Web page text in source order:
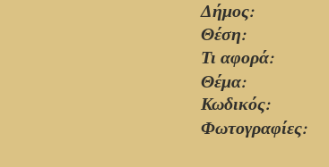
Δήμος:
Θέση:
Τι αφορά:
Θέμα:
Κωδικός:
Φωτογραφίες: